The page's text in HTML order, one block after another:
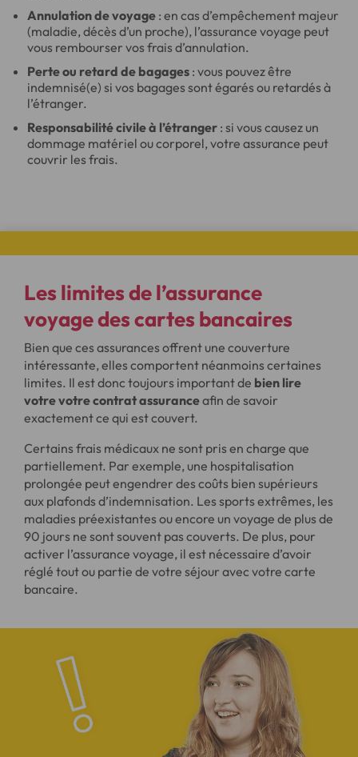
Annulation de voyage : en cas d’empêchement majeur
(maladie, décès d’un proche), l’assurance voyage peut
vous rembourser vos frais d’annulation.
Perte ou retard de bagages : vous pouvez être
indemnisé(e) si vos bagages sont égarés ou retardés à
l’étranger.
Responsabilité civile à l’étranger : si vous causez un
dommage matériel ou corporel, votre assurance peut
couvrir les frais.
Les limites de l’assurance
voyage des cartes bancaires
Bien que ces assurances offrent une couverture
intéressante, elles comportent néanmoins certaines
limites. Il est donc toujours important de bien lire
votre votre contrat assuranceafin de savoir
exactement ce qui est couvert.
Certains frais médicaux ne sont pris en charge que
partiellement. Par exemple, une hospitalisation
prolongée peut engendrer des coûts bien supérieurs
aux plafonds d’indemnisation. Les sports extrêmes, les
maladies préexistantes ou encore un voyage de plus de
90 jours ne sont souvent pas couverts. De plus, pour
activer l’assurance voyage, il est nécessaire d’avoir
réglé tout ou partie de votre séjour avec votre carte
bancaire.